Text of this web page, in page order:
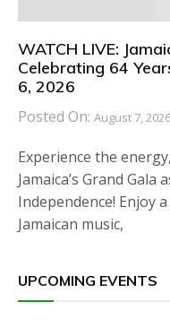
WATCH LIVE:
Celebrating 64
6, 2026
Posted On: August 7, 2026
Experience the
Jamaica’s Grand
Independence! Enjoy
Jamaican music,
UPCOMING EVENTS